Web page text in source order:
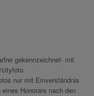
gekennzeichnet- mit
cityfoto
nur mit Einverständnis
Honorars nach den